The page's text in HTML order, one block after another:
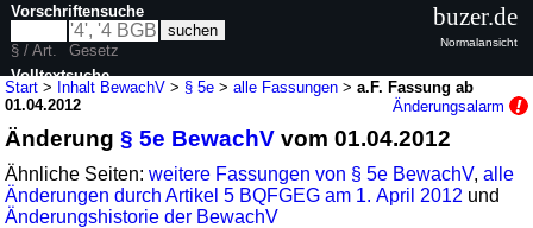
Start > Inhalt BewachV > § 5e >alle Fassungen >a.F. Fassung ab
01.04.2012
Änderungsalarm
Änderung§ 5e BewachV vom 01.04.2012
Ähnliche Seiten:weitere Fassungen von § 5e BewachV,alle
Änderungen durch Artikel 5 BQFGEG am 1. April 2012 und
Änderungshistorie der BewachV
Vorschriftensuche
§ / Art.
Gesetz
Volltextsuche
buzer.de
Normalansicht